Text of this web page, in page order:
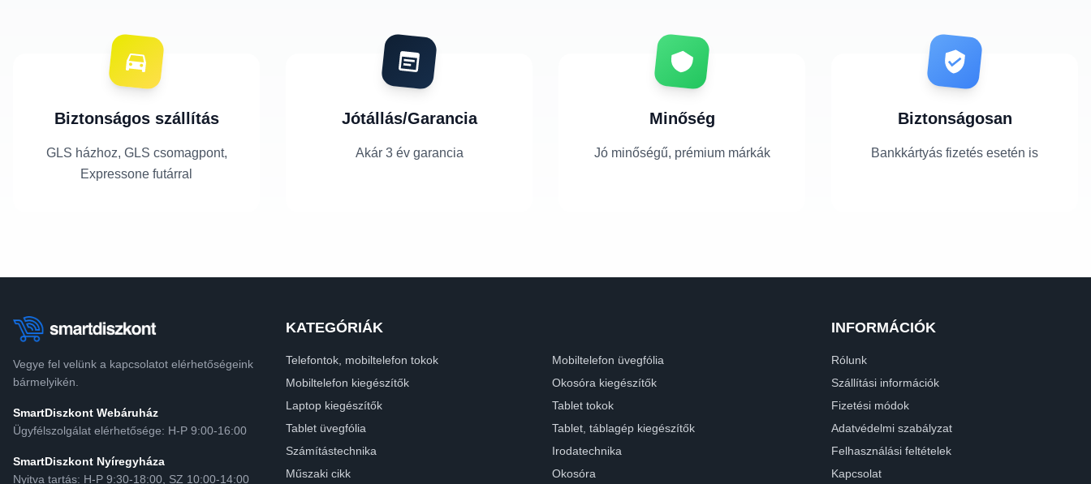
Biztonságos szállítás
GLS házhoz, GLS csomagpont,
Expressone futárral
Jótállás/Garancia
Akár 3 év garancia
Minőség
Jó minőségű, prémium márkák
Biztonságosan
Bankkártyás fizetés esetén is
Vegye fel velünk a kapcsolatot elérhetőségeink
bármelyikén.
SmartDiszkont Webáruház
Ügyfélszolgálat elérhetősége: H-P 9:00-16:00
SmartDiszkont Nyíregyháza
Nyitva tartás: H-P 9:30-18:00, SZ 10:00-14:00
KATEGÓRIÁK
Telefontok, mobiltelefon tokok
Mobiltelefon üvegfólia
Mobiltelefon kiegészítők
Okosóra kiegészítők
Laptop kiegészítők
Tablet tokok
Tablet üvegfólia
Tablet, táblagép kiegészítők
Számítástechnika
Irodatechnika
Műszaki cikk
Okosóra
INFORMÁCIÓK
Rólunk
Szállítási információk
Fizetési módok
Adatvédelmi szabályzat
Felhasználási feltételek
Kapcsolat